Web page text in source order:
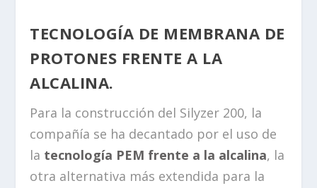
TECNOLOGÍA DE MEMBRANA DE
PROTONES FRENTE A LA
ALCALINA.
Para la construcción del Silyzer 200, la
compañía se ha decantado por el uso de
la tecnología PEM frente a la alcalina, la
otra alternativa más extendida para la